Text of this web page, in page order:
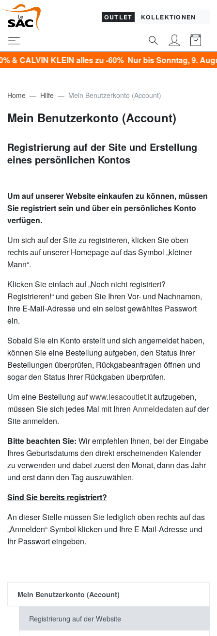
OUTLET KOLLEKTIONEN
CALVIN KLEIN alles zu -60% Nur bis Sonntag, 9. August!*
Home Hilfe Mein Benutzerkonto (Account)
Mein Benutzerkonto (Account)
Mein Benutzerkonto (Account)
Registrierung auf der Website
Registrierung auf der Site und Erstellung
eines persönlichen Kontos
Um auf unserer Website einkaufen zu können, müssen
Sie registriert sein und über ein persönliches Konto
verfügen.
Um sich auf der Site zu registrieren, klicken Sie oben
rechts auf unserer Homepage auf das Symbol „kleiner
Mann“.
Klicken Sie einfach auf „Noch nicht registriert?
Registrieren!“ und geben Sie Ihren Vor- und Nachnamen,
Ihre E-Mail-Adresse und ein selbst gewähltes Passwort
ein.
Sobald Sie ein Konto erstellt und sich angemeldet haben,
können Sie eine Bestellung aufgeben, den Status Ihrer
Bestellungen überprüfen, Rückgabeanfragen öffnen und
sogar den Status Ihrer Rückgaben überprüfen.
Um eine Bestellung aufwww.lesacoutlet.itaufzugeben,
müssen Sie sich jedes Mal mit Ihren Anmeldedaten auf der
Site anmelden.
Bitte beachten Sie: Wir empfehlen Ihnen, bei der Eingabe
Ihres Geburtsdatums den direkt erscheinenden Kalender
zu verwenden und dabei zuerst den Monat, dann das Jahr
und erst dann den Tag auszuwählen.
Sind Sie bereits registriert?
An dieser Stelle müssen Sie lediglich oben rechts auf das
„Anmelden“-Symbol klicken und Ihre E-Mail-Adresse und
Ihr Passwort eingeben.